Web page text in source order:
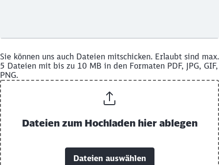
Sie können uns auch Dateien mitschicken. Erlaubt sind max.
5 Dateien mit bis zu 10 MB in den Formaten PDF, JPG, GIF,
PNG.
Dateien zum Hochladen hier ablegen
Dateien auswählen